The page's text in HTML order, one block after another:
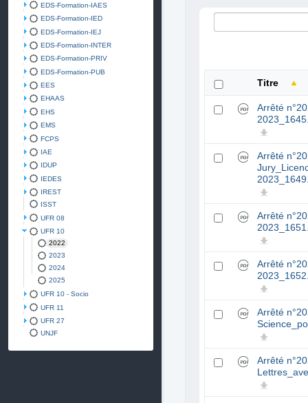
EDS-Formation-IAES
EDS-Formation-IED
EDS-Formation-IEJ
EDS-Formation-INTER
EDS-Formation-PRIV
EDS-Formation-PUB
EES
EHAAS
EHS
EMS
FCPS
IAE
IDUP
IEDES
IREST
ISST
UFR 08
UFR 10
2022
2023
2024
2025
UFR 10 - Socio
UFR 11
UFR 27
UNJF
Titre
Arrêté
Arrêté
Arrêté
Arrêté
Arrêté
Arrêté